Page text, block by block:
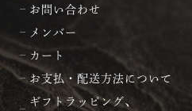
お問い合わせ
メンバー
カート
お支払・配送方法について
ギフトラッピング、